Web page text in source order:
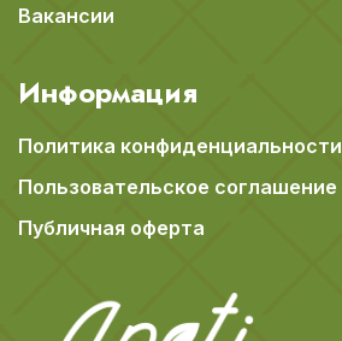
Вакансии
Информация
Политика конфиденциальности
Пользовательское соглашение
Публичная оферта